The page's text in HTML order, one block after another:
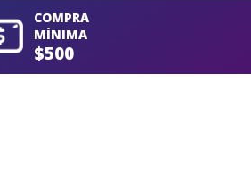
COMPRA
MÍNIMA
$500